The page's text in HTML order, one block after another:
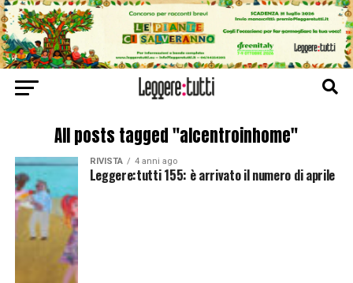
All posts tagged "alcentroinhome"
RIVISTA 4 anni ago
Leggere:tutti 155: è arrivato il numero di aprile